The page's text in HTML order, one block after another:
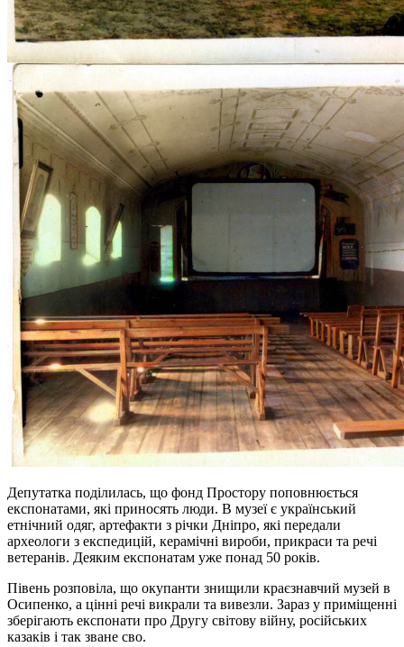
Депутатка поділилась, що фонд Простору поповнюється
експонатами, які приносять люди. В музеї є український
етнічний одяг, артефакти з річки Дніпро, які передали
археологи з експедицій, керамічні вироби, прикраси та речі
ветеранів. Деяким експонатам уже понад 50 років.
Півень розповіла, що окупанти знищили краєзнавчий музей в
Осипенко, а цінні речі викрали та вивезли. Зараз у приміщенні
зберігають експонати про Другу світову війну, російських
казаків і так зване сво.